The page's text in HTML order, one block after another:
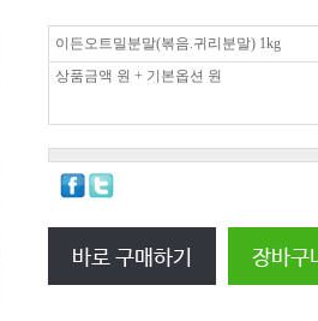
이든오트밀분말(볶음.귀리분말) 1kg
상품금액 원 + 기본옵션 원
바로 구매하기 장바구